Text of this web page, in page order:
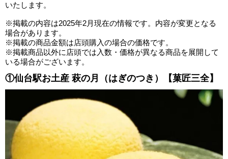
いたします。
※掲載の内容は2025年2月現在の情報です。内容が変更となる
場合があります。
※掲載の商品金額は店頭購入の場合の価格です。
※掲載商品以外に店頭では入数・価格が異なる商品を展開して
いる場合がございます。
①仙台駅お土産 萩の月（はぎのつき）【菓匠三全】